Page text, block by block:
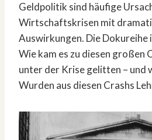
Geldpolitik sind häufige
Wirtschaftskrisen mit
Auswirkungen. Die Dokureihe
Wie kam es zu diesen großen
unter der Krise gelitten – und
Wurden aus diesen Crashs